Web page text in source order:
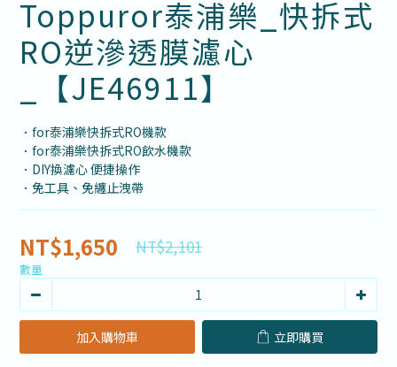
Toppuror泰浦樂_快拆式
RO逆滲透膜濾心
_【JE46911】
．for泰浦樂快拆式RO機款
．for泰浦樂快拆式RO飲水機款
．DIY換濾心 便捷操作
．免工具、免纏止洩帶
NT$1,650 NT$2,101
數量
加入購物車 立即購買